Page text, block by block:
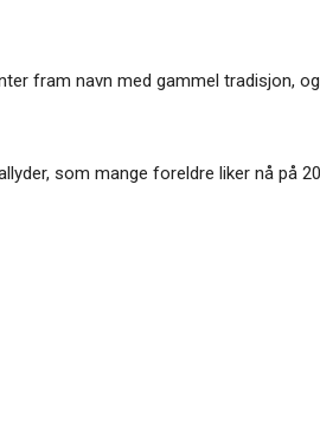
fram navn med gammel tradisjon,
som mange foreldre liker nå på